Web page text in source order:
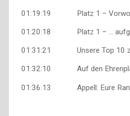
01:19:19 Platz 1 –
01:20:18 Platz 1 – …
01:31:21 Unsere Top 10
01:32:10 Auf den
01:36:13 Appell: Eure